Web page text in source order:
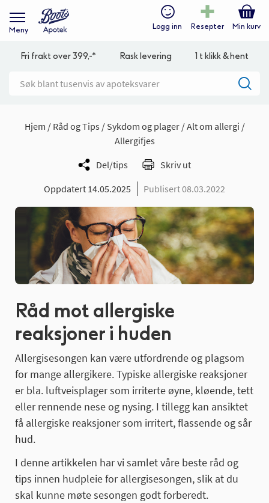
Meny Logg inn Resepter Min kurv
Fri frakt over 399,-* Rask levering 1 t klikk & hent
Hjem Råd og Tips Sykdom og plager Alt om allergi
Allergifjes
Del/tips
Skriv ut
Oppdatert 14.05.2025
Publisert 08.03.2022
Råd mot allergiske
reaksjoner i huden
Allergisesongen kan være utfordrende og plagsom
for mange allergikere. Typiske allergiske reaksjoner
er bla. luftveisplager som irriterte øyne, kløende, tett
eller rennende nese og nysing. I tillegg kan ansiktet
få allergiske reaksjoner som irritert, flassende og sår
hud.
I denne artikkelen har vi samlet våre beste råd og
tips innen hudpleie for allergisesongen, slik at du
skal kunne møte sesongen godt forberedt.